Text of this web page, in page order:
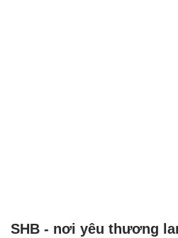
SHB - nơi yêu thương